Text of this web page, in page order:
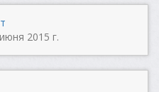
2015 г.